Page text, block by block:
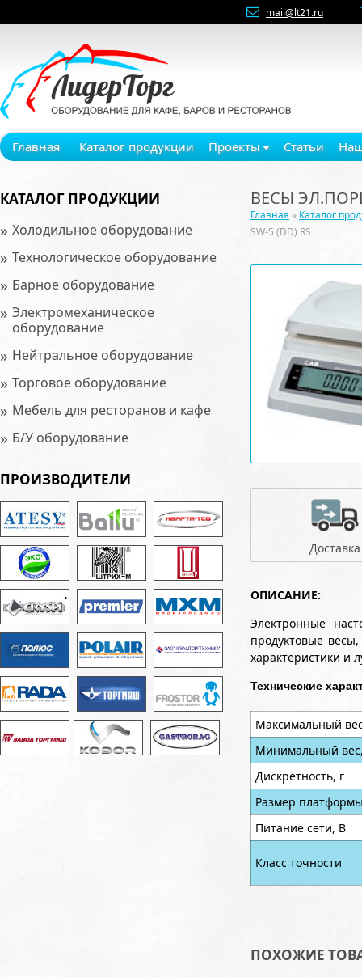
mail@lt21.ru
Главная Каталог продукции Проекты Статьи
КАТАЛОГ ПРОДУКЦИИ
» Холодильное оборудование
» Технологическое оборудование
» Барное оборудование
» Электромеханическое
оборудование
» Нейтральное оборудование
» Торговое оборудование
» Мебель для ресторанов и кафе
» Б/У оборудование
ПРОИЗВОДИТЕЛИ
ВЕСЫ
Главная » Каталог
SW-5 (DD) RS
Доставка
ОПИСАНИЕ:
Электронные
продуктовые
характеристики и
Технические
Максимальный
Минимальный
Дискретность, г
Размер
Питание сети, В
Класс точности
ПОХОЖИЕ